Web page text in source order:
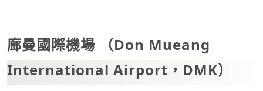
廊曼國際機場 （Don Mueang
International Airport，DMK）